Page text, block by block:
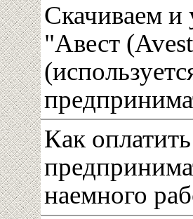
Скачиваем и
"Авест
Как
наемного